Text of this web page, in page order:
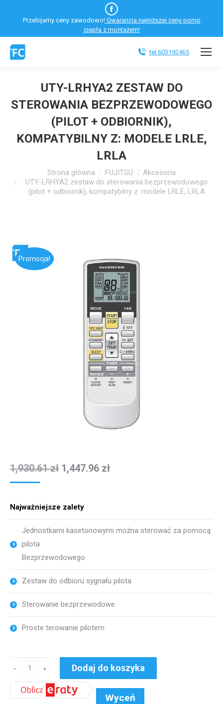
Facebook
otworzy
się
Przebijamy ceny zawodowo!Gwarancja najniższej ceny pomp
ciepła z montażem!
tel:603192465
UTY-LRHYA2 ZESTAW DO
STEROWANIA BEZPRZEWODOWEGO
(PILOT + ODBIORNIK),
KOMPATYBILNY Z: MODELE LRLE,
LRLA
Jesteś tutaj:Strona główna FUJITSU
Akcesoria
UTY-LRHYA2 zestaw do sterowania bezprzewodowego
(pilot + odbiornik), kompatybilny z: modele LRLE, LRLA
Promocja!
1,930.61zł 1,447.96 zł
Najważniejsze zalety
Jednostkami kasetonowymi można sterować za pomocą
pilota
Bezprzewodowego
Zestaw do odbioru sygnału pilota
Sterowanie bezprzewodowe
Proste terowanie pilotem
LRHYA2
﹣ ﹢ Dodaj do koszyka
Wyceń